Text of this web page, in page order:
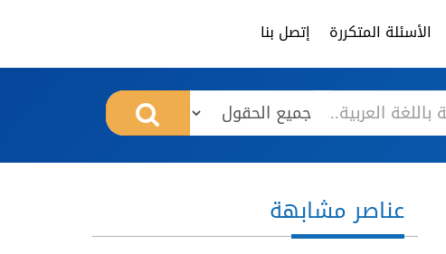
الأسئلة المتكررة إتصل بنا
عناصر مشابهة